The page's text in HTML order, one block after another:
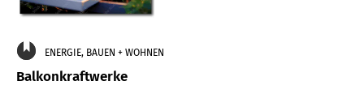
ENERGIE, BAUEN + WOHNEN
Balkonkraftwerke